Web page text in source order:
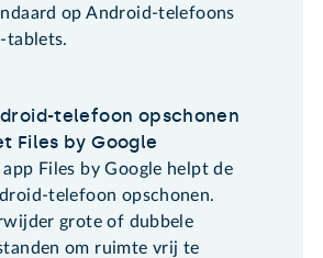
op Android-telefoons
tablets.
telefoon opschonen
Files by Google
app Files by Google helpt de
telefoon opschonen.
grote of dubbele
om ruimte vrij te